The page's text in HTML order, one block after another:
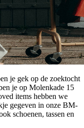
je gek op de zoektocht
je op Molenkade 15
items hebben we
gegeven in onze BM-
schoenen, tassen en